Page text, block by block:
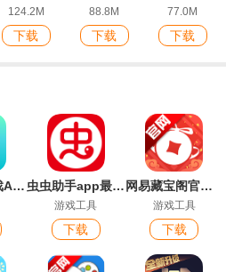
124.2M
下载
88.8M
下载
77.0M
下载
游帮帮云游戏App官方版 虫虫助手app最新版
游戏工具
下载
网易藏宝阁官方平台app
游戏工具
下载